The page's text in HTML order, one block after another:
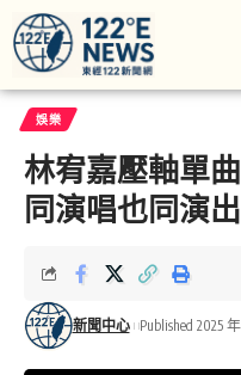
娛樂
林宥嘉壓軸單
同演唱也同演
新聞中心 Published 2025